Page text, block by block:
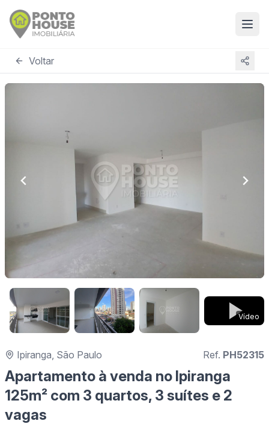
Voltar
Vídeo
Ipiranga, São Paulo Ref. PH52315
Apartamento à venda no Ipiranga
125m² com 3 quartos, 3 suítes e 2
vagas